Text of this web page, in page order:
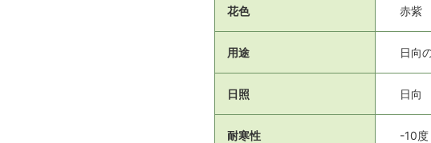
花色 赤紫
用途 日向
日照 日向
耐寒性 -10度